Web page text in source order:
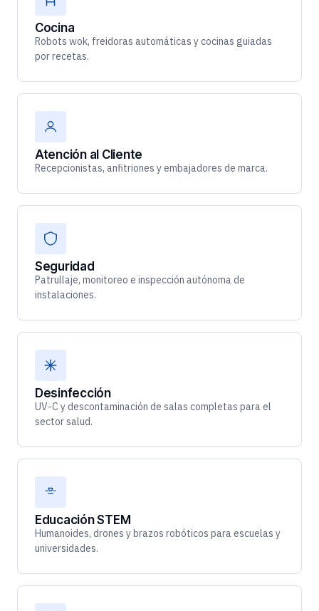
Cocina
Robots wok, freidoras automáticas y cocinas guiadas
por recetas.
Atención al Cliente
Recepcionistas, anfitriones y embajadores de marca.
Seguridad
Patrullaje, monitoreo e inspección autónoma de
instalaciones.
Desinfección
UV-C y descontaminación de salas completas para el
sector salud.
Educación STEM
Humanoides, drones y brazos robóticos para escuelas y
universidades.